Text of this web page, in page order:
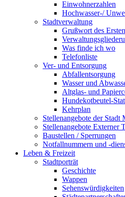
Einwohnerzahlen
Hochwasser-/
Stadtverwaltung
Grußwort des
Was finde ich wo
Telefonliste
Ver- und Entsorgung
Abfallentsorgung
Wasser und
Altglas- und
Hundekotbeutel-
Kehrplan
Stellenangebote der Stadt
Stellenangebote Externer
Baustellen / Sperrungen
Notfallnummern und -
Leben & Freizeit
Stadtporträt
Geschichte
Wappen
Sehenswürdigkeiten